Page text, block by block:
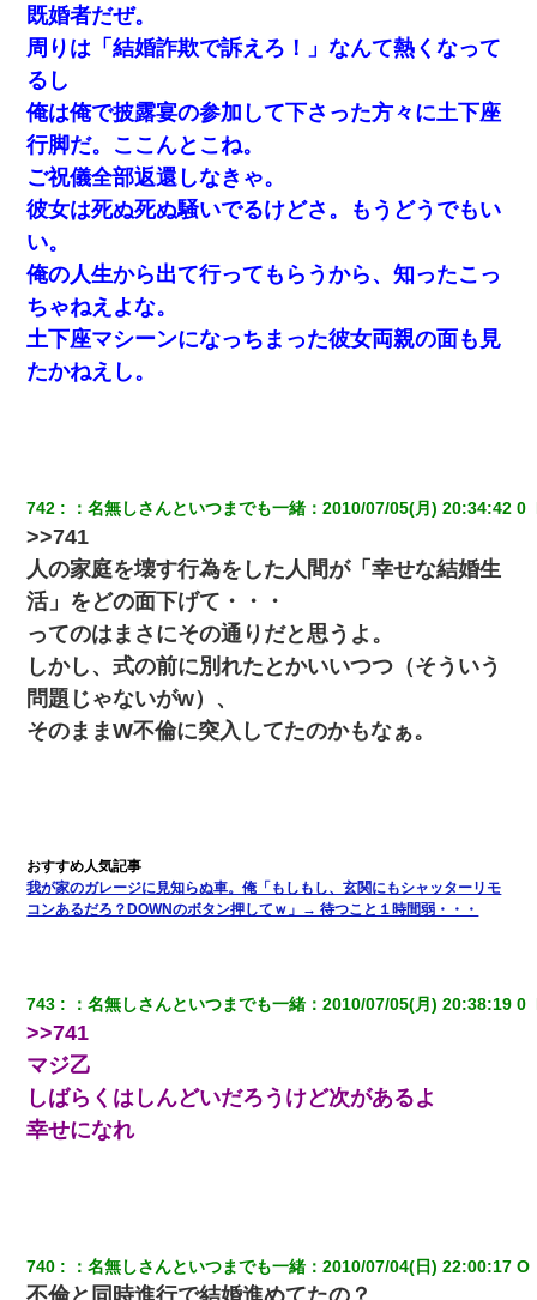
見合いにて。嫁「はじめまして」俺「失礼ですが○○さんご本人で
すか？」
私が遺産を相続。→それを知った義両親が「旅行代金を出せ！」
「リフォーム費用を負担しろ！」「金の管理は私達がする！」と
浅ましくも集りにきた。
夫に癌の余命宣告。その闘病中に長女から信じられない言葉を受
けた
上司「何なの、この書類！！」私「あの‥」上司「今は私が話し
てるの！」私「ですから」上司「黙って聞きなさい！」私「それ
は」上司「言い訳しない！」→結果ｗｗｗｗｗ
「私を家に置いてほしい、どうか見捨てないで(土下座」俺・嫁
「…」
昨日37歳のおばさんと行為したんだけどめちゃくちゃだった
兄の新しい嫁がやらかしすぎて辛い。当たり前のように実家や姪
の幼稚園に来る
32歳ワイ、34歳の可愛い女と付き合うも現実を知ってしまい無事
夫に癌の余命宣告。その闘病中に長女から信じられない言葉を受
今日夫の実家に泊ったんだけど、朝起きたら股間がなんかモッコ
リしてた
テレワーク上司「会議中はカメラ付けろ！」女社員「え、事前連
絡無しは無理」上司「いいから付けろ！」→
既婚者だぜ。
周りは「結婚詐欺で訴えろ！」なんて熱くなって
るし
俺は俺で披露宴の参加して下さった方々に土下座
行脚だ。ここんとこね。
ご祝儀全部返還しなきゃ。
彼女は死ぬ死ぬ騒いでるけどさ。もうどうでもい
い。
俺の人生から出て行ってもらうから、知ったこっ
ちゃねえよな。
土下座マシーンになっちまった彼女両親の面も見
たかねえし。
742 ：名無しさんといつまでも一緒 ：2010/07/05(月) 20:34:42 0
>>741
人の家庭を壊す行為をした人間が「幸せな結婚生
活」をどの面下げて・・・
ってのはまさにその通りだと思うよ。
しかし、式の前に別れたとかいいつつ（そういう
問題じゃないがw）、
そのままW不倫に突入してたのかもなぁ。
我が家のガレージに見知らぬ車。俺「もしもし、玄関にもシャッターリモ
コンあるだろ？DOWNのボタン押してｗ」→ 待つこと１時間弱・・・
743 ：名無しさんといつまでも一緒 ：2010/07/05(月) 20:38:19 0
>>741
マジ乙
しばらくはしんどいだろうけど次があるよ
幸せになれ
740 ：名無しさんといつまでも一緒 ：2010/07/04(日) 22:00:17 O
不倫と同時進行で結婚進めてたの？